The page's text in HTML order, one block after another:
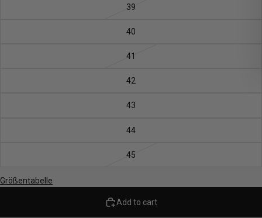
39
40
41
42
43
44
45
Größentabelle
Add to cart